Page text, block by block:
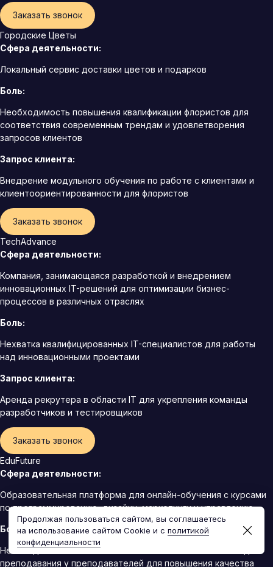
Заказать звонок
Городские Цветы
Сфера деятельности:
Локальный сервис доставки цветов и подарков
Боль:
Необходимость повышения квалификации флористов для
соответствия современным трендам и удовлетворения
запросов клиентов
Запрос клиента:
Внедрение модульного обучения по работе с клиентами и
клиентоориентированности для флористов
Заказать звонок
TechAdvance
Сфера деятельности:
Компания, занимающаяся разработкой и внедрением
инновационных IT-решений для оптимизации бизнес-
процессов в различных отраслях
Боль:
Нехватка квалифицированных IT-специалистов для работы
над инновационными проектами
Запрос клиента:
Аренда рекрутера в области IT для укрепления команды
разработчиков и тестировщиков
Заказать звонок
EduFuture
Сфера деятельности:
Образовательная платформа для онлайн-обучения с курсами
по программированию, дизайну, маркетингу и управлению
Боль:
Необходимость постоянного обновления знаний и методик
преподавания у преподавателей для повышения качества
Продолжая пользоваться сайтом, вы соглашаетесь
на использование сайтом Cookie и с политикой
конфиденциальности